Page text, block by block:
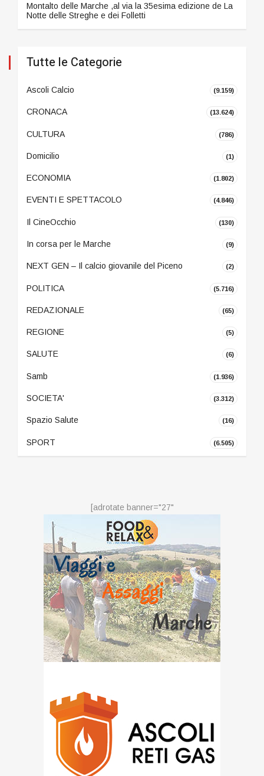
Montalto delle Marche ,al via la 35esima edizione de La
Notte delle Streghe e dei Folletti
Tutte le Categorie
Ascoli Calcio (9.159)
CRONACA (13.624)
CULTURA (786)
Domicilio (1)
ECONOMIA (1.802)
EVENTI E SPETTACOLO (4.846)
Il CineOcchio (130)
In corsa per le Marche (9)
NEXT GEN – Il calcio giovanile del Piceno (2)
POLITICA (5.716)
REDAZIONALE (65)
REGIONE (5)
SALUTE (6)
Samb (1.936)
SOCIETA' (3.312)
Spazio Salute (16)
SPORT (6.505)
[adrotate banner="27"